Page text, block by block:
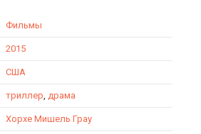
Фильмы
2015
США
триллер, драма
Хорхе Мишель Грау